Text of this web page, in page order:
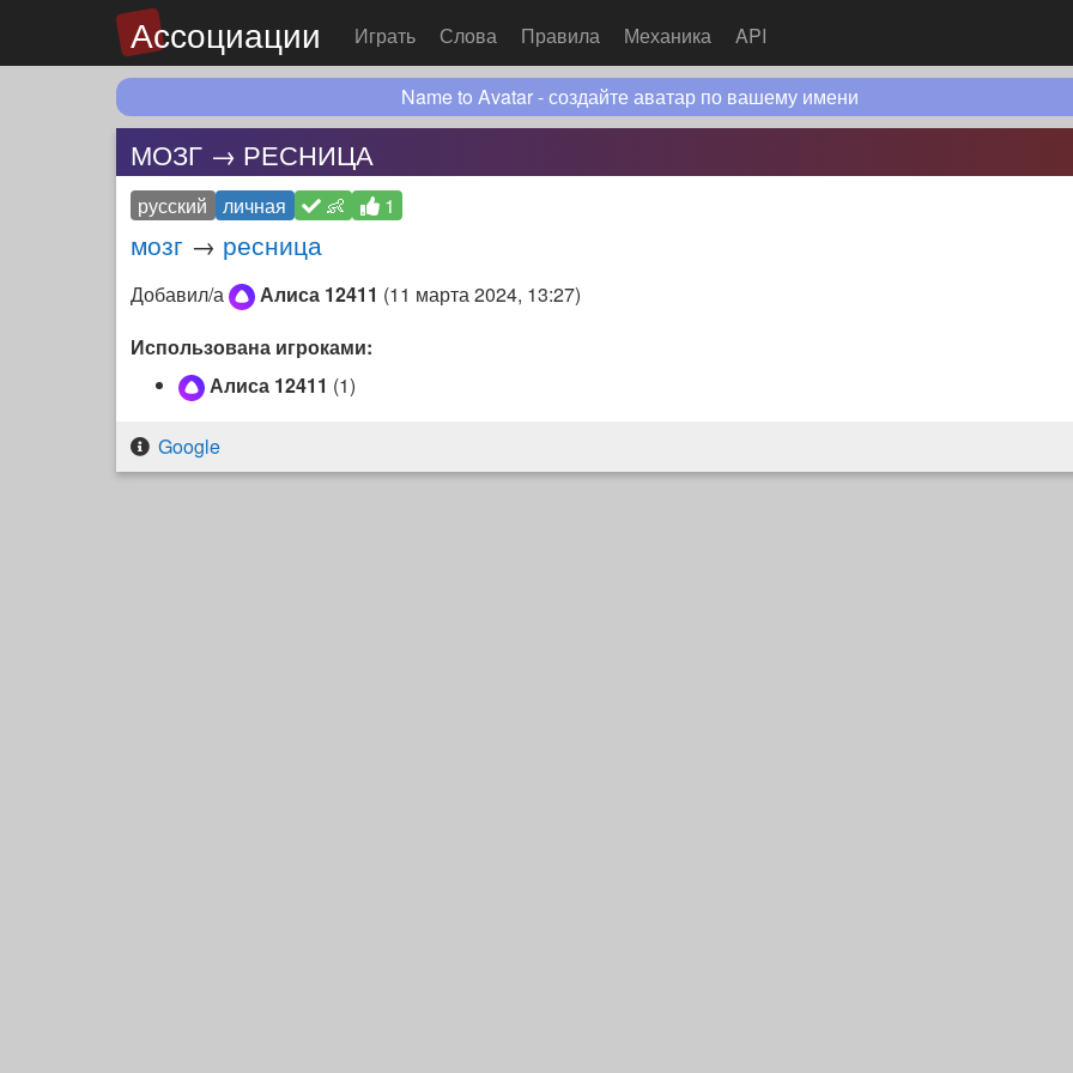
Ассоциации Играть Слова Правила Механика API
Name to Avatar - создайте аватар по вашему имени
МОЗГ → РЕСНИЦА
русский личная 👶 1
мозг → ресница
Добавил/а Алиса 12411 (11 марта 2024, 13:27)
Использована игроками:
Алиса 12411 (1)
Google